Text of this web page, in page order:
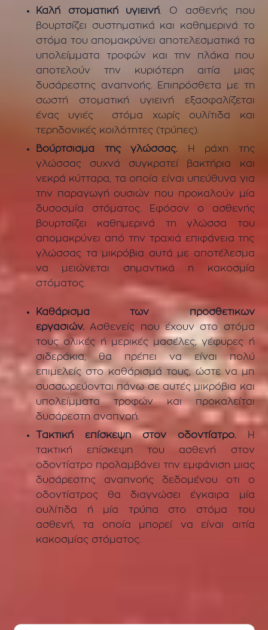
Καλή στοματική υγιεινή . Ο ασθενής που
βουρτσίζει συστηματικά και καθημερινά το
στόμα του απομακρύνει αποτελεσματικά τα
υπολείμματα τροφών και την πλάκα που
αποτελούν την κυριότερη αιτία μιας
δυσάρεστης αναπνοής. Επιπρόσθετα με τη
σωστή στοματική υγιεινή εξασφαλίζεται
ένας υγιές στόμα χωρίς ουλίτιδα και
τερηδονικές κοιλότητες (τρύπες).
Βούρτσισμα της γλώσσας. Η ράχη της
γλώσσας συχνά συγκρατεί βακτήρια και
νεκρά κύτταρα, τα οποία είναι υπεύθυνα για
την παραγωγή ουσιών που προκαλούν μία
δυσοσμία στόματος. Εφόσον ο ασθενής
βουρτσίζει καθημερινά τη γλώσσα του
απομακρύνει από την τραχιά επιφάνεια της
γλώσσας τα μικρόβια αυτά με αποτέλεσμα
να μειώνεται σημαντικά η κακοσμία
στόματος.
Καθάρισμα των προσθετικων
εργασιών. Ασθενείς που έχουν στο στόμα
τους ολικές ή μερικές μασέλες, γέφυρες ή
σιδεράκια, θα πρέπει να είναι πολύ
επιμελείς στο καθάρισμά τους, ώστε να μη
συσσωρεύονται πάνω σε αυτές μικρόβια και
υπολείμματα τροφών και προκαλείται
δυσάρεστη αναπνοή.
Τακτική επίσκεψη στον οδοντίατρο.
Η
τακτική επίσκεψη του ασθενή στον
οδοντίατρο προλαμβάνει την εμφάνιση μιας
δυσάρεστης αναπνοής δεδομένου οτι ο
οδοντίατρος θα διαγνώσει έγκαιρα μία
ουλίτιδα ή μία τρύπα στο στόμα του
ασθενή, τα οποία μπορεί να είναι αιτία
κακοσμίας στόματος.